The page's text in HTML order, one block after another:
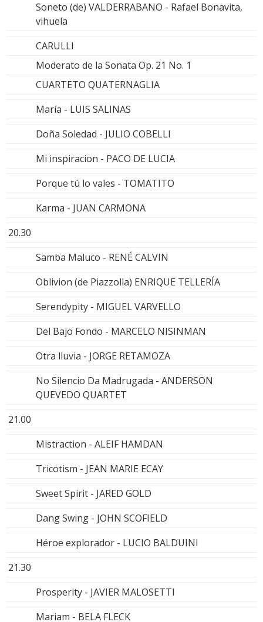
Soneto (de) VALDERRABANO - Rafael Bonavita,
vihuela
CARULLI
Moderato de la Sonata Op. 21 No. 1
CUARTETO QUATERNAGLIA
María - LUIS SALINAS
Doña Soledad - JULIO COBELLI
Mi inspiracion - PACO DE LUCIA
Porque tú lo vales - TOMATITO
Karma - JUAN CARMONA
20.30
Samba Maluco - RENÉ CALVIN
Oblivion (de Piazzolla) ENRIQUE TELLERÍA
Serendypity - MIGUEL VARVELLO
Del Bajo Fondo - MARCELO NISINMAN
Otra lluvia - JORGE RETAMOZA
No Silencio Da Madrugada - ANDERSON
QUEVEDO QUARTET
21.00
Mistraction - ALEIF HAMDAN
Tricotism - JEAN MARIE ECAY
Sweet Spirit - JARED GOLD
Dang Swing - JOHN SCOFIELD
Héroe explorador - LUCIO BALDUINI
21.30
Prosperity - JAVIER MALOSETTI
Mariam - BELA FLECK